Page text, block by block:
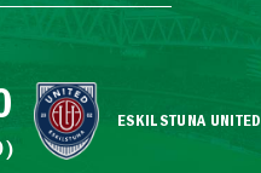
ESKILSTUNA UNITED